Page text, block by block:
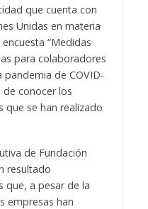
que cuenta con
Unidas en materia
“Medidas
para colaboradores
de COVID-
de conocer los
que se han realizado
de Fundación
resultado
que, a pesar de la
empresas han